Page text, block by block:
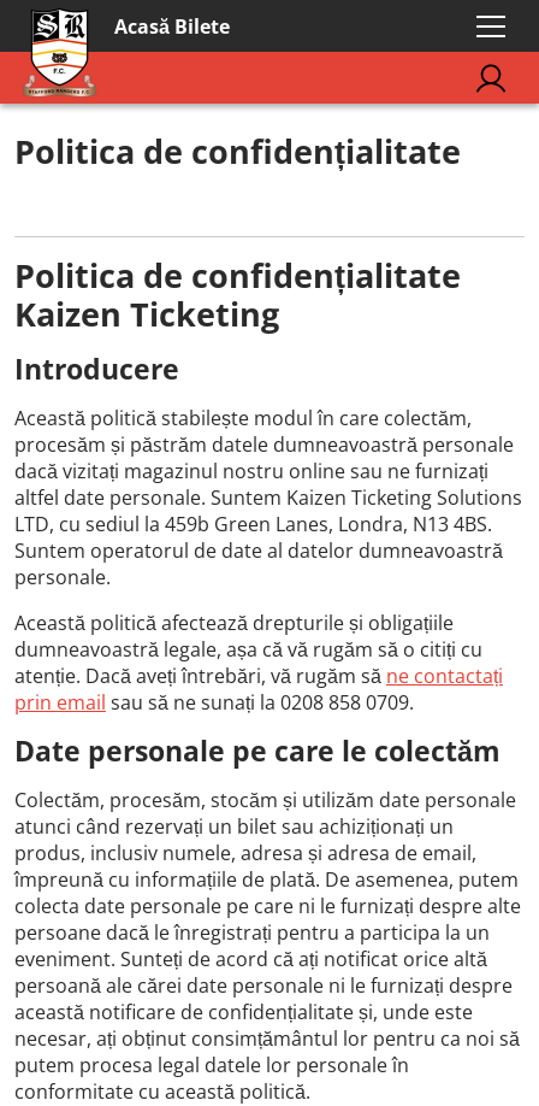
Acasă Bilete
Politica de confidențialitate
Politica de confidențialitate
Kaizen Ticketing
Introducere
Această politică stabilește modul în care colectăm,
procesăm și păstrăm datele dumneavoastră personale
dacă vizitați magazinul nostru online sau ne furnizați
altfel date personale. Suntem Kaizen Ticketing Solutions
LTD, cu sediul la 459b Green Lanes, Londra, N13 4BS.
Suntem operatorul de date al datelor dumneavoastră
personale.
Această politică afectează drepturile și obligațiile
dumneavoastră legale, așa că vă rugăm să o citiți cu
atenție. Dacă aveți întrebări, vă rugăm să ne contactați
prin email sau să ne sunați la 0208 858 0709.
Date personale pe care le colectăm
Colectăm, procesăm, stocăm și utilizăm date personale
atunci când rezervați un bilet sau achiziționați un
produs, inclusiv numele, adresa și adresa de email,
împreună cu informațiile de plată. De asemenea, putem
colecta date personale pe care ni le furnizați despre alte
persoane dacă le înregistrați pentru a participa la un
eveniment. Sunteți de acord că ați notificat orice altă
persoană ale cărei date personale ni le furnizați despre
această notificare de confidențialitate și, unde este
necesar, ați obținut consimțământul lor pentru ca noi să
putem procesa legal datele lor personale în
conformitate cu această politică.